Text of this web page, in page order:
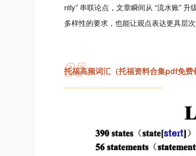
ntly” 串联论点，文章瞬间从 “流水账”
多样性的要求，也能让观点表达更具层
05
托福高频词汇（托福资料合集pdf免费